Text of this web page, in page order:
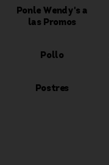
Ponle Wendy's a
las Promos
Pollo
Postres